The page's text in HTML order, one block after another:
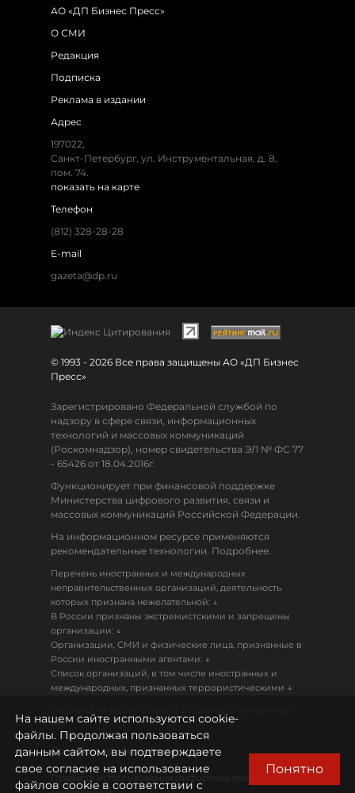
АО «ДП Бизнес Пресс»
О СМИ
Редакция
Подписка
Реклама в издании
Адрес
197022,
Санкт-Петербург, ул. Инструментальная, д. 8,
пом. 74.
показать на карте
Телефон
(812) 328-28-28
E-mail
gazeta@dp.ru
© 1993 - 2026 Все права защищены АО «ДП Бизнес
Пресс»
Зарегистрировано Федеральной службой по
надзору в сфере связи, информационных
технологий и массовых коммуникаций
(Роскомнадзор), номер свидетельства ЭЛ № ФС 77
- 65426 от 18.04.2016г.
Функционирует при финансовой поддержке
Министерства цифрового развития, связи и
массовых коммуникаций Российской Федерации.
На информационном ресурсе применяются
рекомендательные технологии. Подробнее.
Перечень иностранных и международных
неправительственных организаций, деятельность
которых признана нежелательной: ↓
В России признаны экстремистскими и запрещены
организации: ↓
Организации, СМИ и физические лица, признанные в
России иностранными агентами: ↓
Список организаций, в том числе иностранных и
международных, признанных террористическими ↓
18+
Политика конфиденциальности
Правила использования информационных
На нашем сайте используются cookie-
файлы. Продолжая пользоваться
данным сайтом, вы подтверждаете
свое согласие на использование
файлов cookie в соответствии с
Понятно